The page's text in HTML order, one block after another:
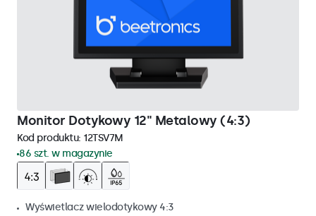
Monitor Dotykowy 12" Metalowy (4:3)
Kod produktu: 12TSV7M
86 szt. w magazynie
Wyświetlacz wielodotykowy 4:3